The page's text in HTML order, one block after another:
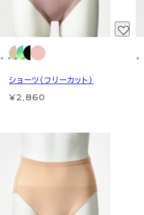
ショーツ（フリーカット）
¥2,860